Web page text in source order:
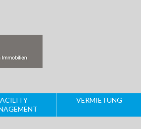
VERMIETUNG